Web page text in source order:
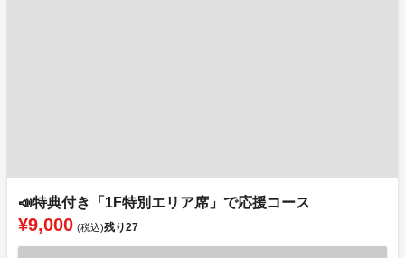
📣特典付き「1F特別エリア席」で応援コース
¥9,000 (税込)残り27